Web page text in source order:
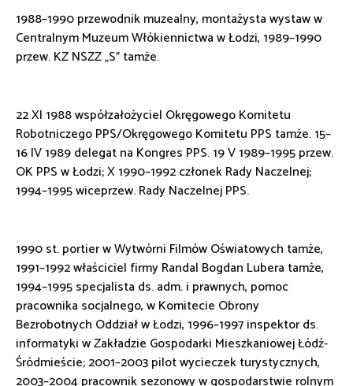
1988–1990 przewodnik muzealny, montażysta wystaw w
Centralnym Muzeum Włókiennictwa w Łodzi, 1989–1990
przew. KZ NSZZ „S” tamże.
22 XI 1988 współzałożyciel Okręgowego Komitetu
Robotniczego PPS/Okręgowego Komitetu PPS tamże. 15–
16 IV 1989 delegat na Kongres PPS. 19 V 1989–1995 przew.
OK PPS w Łodzi; X 1990–1992 członek Rady Naczelnej;
1994–1995 wiceprzew. Rady Naczelnej PPS.
1990 st. portier w Wytwórni Filmów Oświatowych tamże,
1991–1992 właściciel firmy Randal Bogdan Lubera tamże,
1994–1995 specjalista ds. adm. i prawnych, pomoc
pracownika socjalnego, w Komitecie Obrony
Bezrobotnych Oddział w Łodzi, 1996–1997 inspektor ds.
informatyki w Zakładzie Gospodarki Mieszkaniowej Łódź-
Śródmieście; 2001–2003 pilot wycieczek turystycznych,